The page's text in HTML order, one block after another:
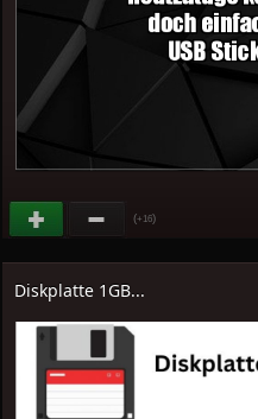
(+16)
Diskplatte 1GB...